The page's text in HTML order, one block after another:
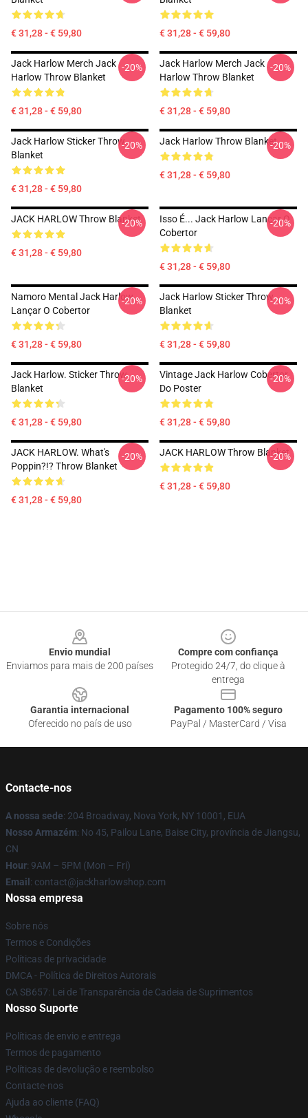
€ 31,28 - € 59,80 € 31,28 - € 59,80
Jack Harlow Merch Jack
Harlow Throw Blanket
€ 31,28 - € 59,80
-20%
Jack Harlow Merch Jack
Harlow Throw Blanket
€ 31,28 - € 59,80
-20%
Jack Harlow Sticker Throw
Blanket
€ 31,28 - € 59,80
-20% Jack Harlow Throw Blanket
€ 31,28 - € 59,80
-20%
JACK HARLOW Throw Blanket
€ 31,28 - € 59,80
-20%
Isso É... Jack Harlow Lançar O
Cobertor
€ 31,28 - € 59,80
-20%
Namoro Mental Jack Harlow
Lançar O Cobertor
€ 31,28 - € 59,80
-20%
Jack Harlow Sticker Throw
Blanket
€ 31,28 - € 59,80
-20%
Jack Harlow. Sticker Throw
Blanket
€ 31,28 - € 59,80
-20%
Vintage Jack Harlow Cobertor
Do Poster
€ 31,28 - € 59,80
-20%
JACK HARLOW. What's
Poppin?!? Throw Blanket
€ 31,28 - € 59,80
-20% JACK HARLOW Throw Blanket
€ 31,28 - € 59,80
-20%
Envio mundial
Enviamos para mais de 200 países
Compre com confiança
Protegido 24/7, do clique à
entrega
Garantia internacional
Oferecido no país de uso
Pagamento 100% seguro
PayPal / MasterCard / Visa
Contacte-nos
A nossa sede: 204 Broadway, Nova York, NY 10001, EUA
Nosso Armazém: No 45, Pailou Lane, Baise City, província de Jiangsu,
CN
Hour: 9AM – 5PM (Mon – Fri)
Email : contact@jackharlowshop.com
Nossa empresa
Sobre nós
Termos e Condições
Políticas de privacidade
DMCA - Política de Direitos Autorais
CA SB657: Lei de Transparência de Cadeia de Suprimentos
Nosso Suporte
Políticas de envio e entrega
Termos de pagamento
Políticas de devolução e reembolso
Contacte-nos
Ajuda ao cliente (FAQ)